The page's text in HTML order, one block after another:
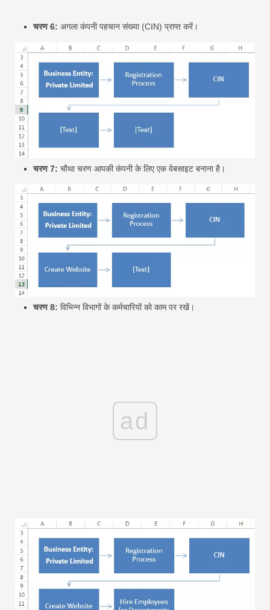
चरण 6: अगला कंपनी पहचान संख्या (CIN) प्राप्त करें।
चरण 7: चौथा चरण आपकी कंपनी के लिए एक वेबसाइट बनाना है।
चरण 8: विभिन्न विभागों के कर्मचारियों को काम पर रखें।
ad